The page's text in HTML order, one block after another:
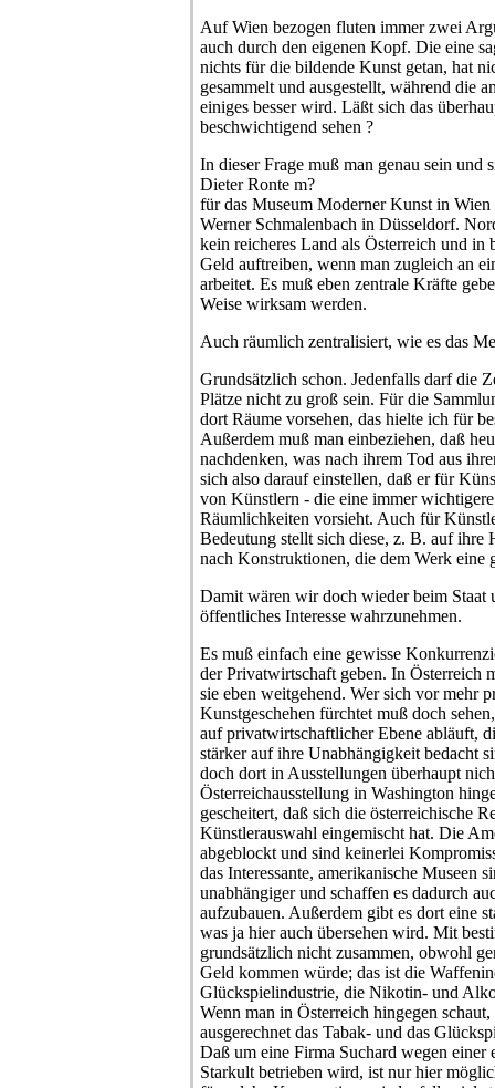
Auf Wien bezogen fluten immer zwei
auch durch den eigenen Kopf. Die eine
nichts für die bildende Kunst getan, hat
gesammelt und ausgestellt, während die
einiges besser wird. Läßt sich das
beschwichtigend sehen ?
In dieser Frage muß man genau sein und
Dieter Ronte m?
für das Museum Moderner Kunst in Wien
Werner Schmalenbach in Düsseldorf.
kein reicheres Land als Österreich und in
Geld auftreiben, wenn man zugleich an
arbeitet. Es muß eben zentrale Kräfte
Weise wirksam werden.
Auch räumlich zentralisiert, wie es das
Grundsätzlich schon. Jedenfalls darf die
Plätze nicht zu groß sein. Für die
dort Räume vorsehen, das hielte ich für
Außerdem muß man einbeziehen, daß
nachdenken, was nach ihrem Tod aus
sich also darauf einstellen, daß er für
von Künstlern - die eine immer
Räumlichkeiten vorsieht. Auch für
Bedeutung stellt sich diese, z. B. auf ihre
nach Konstruktionen, die dem Werk eine
Damit wären wir doch wieder beim Staat
öffentliches Interesse wahrzunehmen.
Es muß einfach eine gewisse
der Privatwirtschaft geben. In Österreich
sie eben weitgehend. Wer sich vor mehr
Kunstgeschehen fürchtet muß doch
auf privatwirtschaftlicher Ebene abläuft,
stärker auf ihre Unabhängigkeit bedacht
doch dort in Ausstellungen überhaupt
Österreichausstellung in Washington
gescheitert, daß sich die österreichische
Künstlerauswahl eingemischt hat. Die
abgeblockt und sind keinerlei
das Interessante, amerikanische Museen
unabhängiger und schaffen es dadurch
aufzubauen. Außerdem gibt es dort eine
was ja hier auch übersehen wird. Mit
grundsätzlich nicht zusammen, obwohl
Geld kommen würde; das ist die
Glückspielindustrie, die Nikotin- und
Wenn man in Österreich hingegen
ausgerechnet das Tabak- und das
Daß um eine Firma Suchard wegen einer
Starkult betrieben wird, ist nur hier